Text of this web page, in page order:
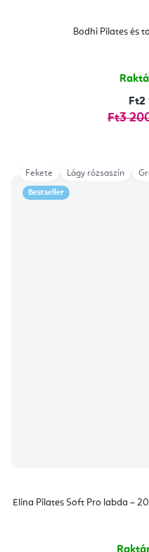
Bodhi Pilates és
Ft2
Ft3
Bestseller
Elina Pilates Soft Pro labda –
Fekete Lágy rózsaszín